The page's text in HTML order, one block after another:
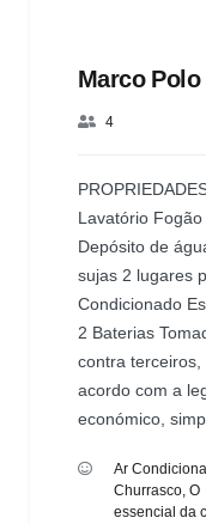
Marco Polo
4
Lavatório
Depósito de
sujas 2 lugares
Condicionado
2 Baterias
contra
acordo com a
económico,
Ar
Churrasco, O
essencial da